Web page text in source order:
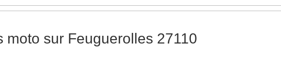
moto sur Feuguerolles 27110